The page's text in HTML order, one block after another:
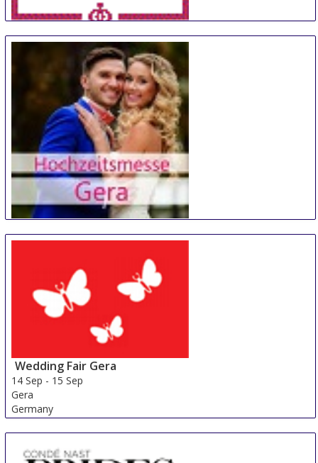
TrauZeit
14 Sep-15 Sep
Wedding Fair Gera
14 Sep - 15 Sep
Gera
Germany